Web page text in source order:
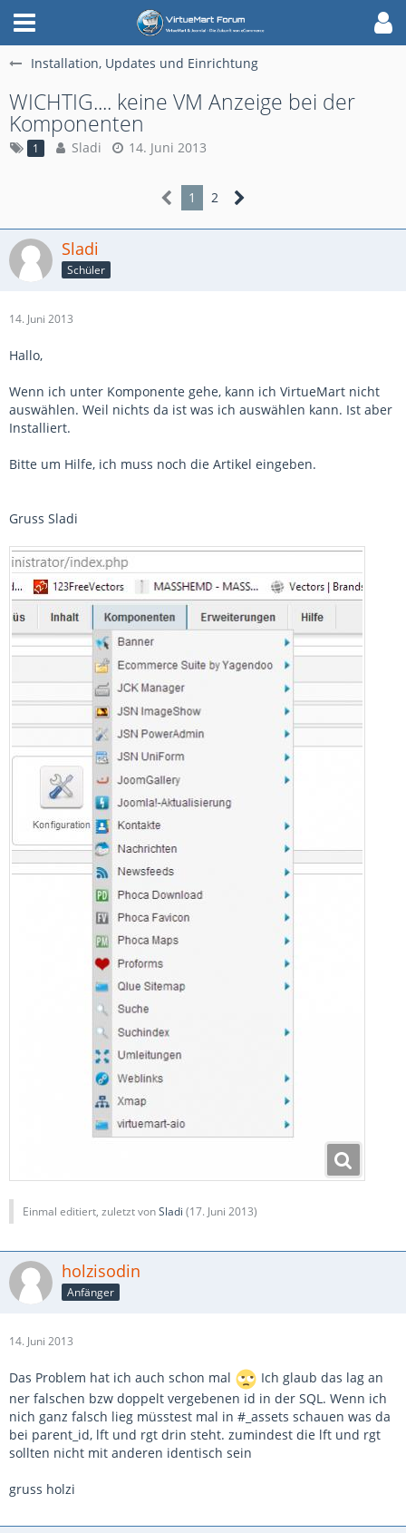
Installation, Updates und Einrichtung
WICHTIG.... keine VM Anzeige bei der
Komponenten
1 Sladi 14. Juni 2013
1 2
Sladi
Schüler
14. Juni 2013
Hallo,
Wenn ich unter Komponente gehe, kann ich VirtueMart nicht
auswählen. Weil nichts da ist was ich auswählen kann. Ist aber
Installiert.
Bitte um Hilfe, ich muss noch die Artikel eingeben.
Gruss Sladi
Einmal editiert, zuletzt vonSladi (17. Juni 2013)
holzisodin
Anfänger
14. Juni 2013
Das Problem hat ich auch schon mal
Ich glaub das lag an
ner falschen bzw doppelt vergebenen id in der SQL. Wenn ich
nich ganz falsch lieg müsstest mal in #_assets schauen was da
bei parent_id, lft und rgt drin steht. zumindest die lft und rgt
sollten nicht mit anderen identisch sein
gruss holzi